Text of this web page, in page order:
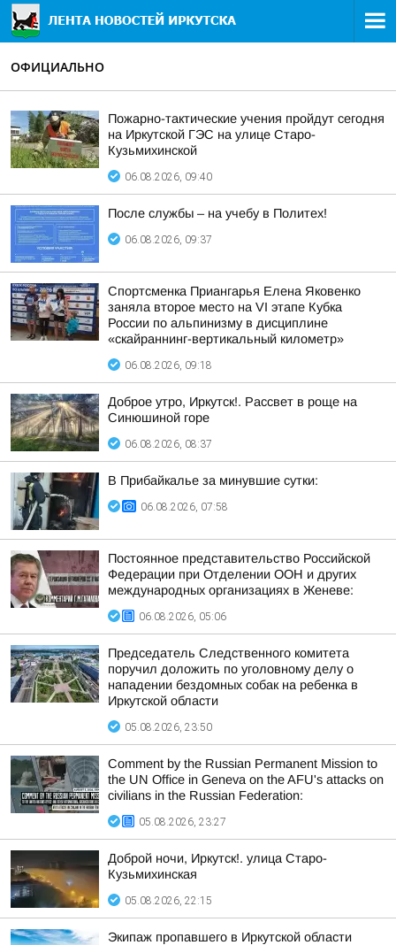
ОФИЦИАЛЬНО
Пожарно-тактические учения пройдут сегодня
на Иркутской ГЭС на улице Старо-
Кузьмихинской
06.08.2026, 09:40
После службы – на учебу в Политех!
06.08.2026, 09:37
Спортсменка Приангарья Елена Яковенко
заняла второе место на VI этапе Кубка
России по альпинизму в дисциплине
«скайраннинг-вертикальный километр»
06.08.2026, 09:18
Доброе утро, Иркутск!. Рассвет в роще на
Синюшиной горе
06.08.2026, 08:37
В Прибайкалье за минувшие сутки:
06.08.2026, 07:58
Постоянное представительство Российской
Федерации при Отделении ООН и других
международных организациях в Женеве:
06.08.2026, 05:06
Председатель Следственного комитета
поручил доложить по уголовному делу о
нападении бездомных собак на ребенка в
Иркутской области
05.08.2026, 23:50
Comment by the Russian Permanent Mission to
the UN Office in Geneva on the AFU's attacks on
civilians in the Russian Federation:
05.08.2026, 23:27
Доброй ночи, Иркутск!. улица Старо-
Кузьмихинская
05.08.2026, 22:15
Экипаж пропавшего в Иркутской области